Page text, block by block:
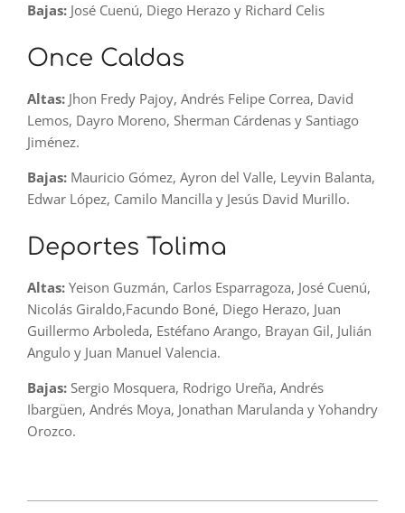
Bajas: José Cuenú, Diego Herazo y Richard Celis
Once Caldas
Altas: Jhon Fredy Pajoy, Andrés Felipe Correa, David
Lemos, Dayro Moreno, Sherman Cárdenas y Santiago
Jiménez.
Bajas: Mauricio Gómez, Ayron del Valle, Leyvin Balanta,
Edwar López, Camilo Mancilla y Jesús David Murillo.
Deportes Tolima
Altas: Yeison Guzmán, Carlos Esparragoza, José Cuenú,
Nicolás Giraldo,Facundo Boné, Diego Herazo, Juan
Guillermo Arboleda, Estéfano Arango, Brayan Gil, Julián
Angulo y Juan Manuel Valencia.
Bajas: Sergio Mosquera, Rodrigo Ureña, Andrés
Ibargüen, Andrés Moya, Jonathan Marulanda y Yohandry
Orozco.